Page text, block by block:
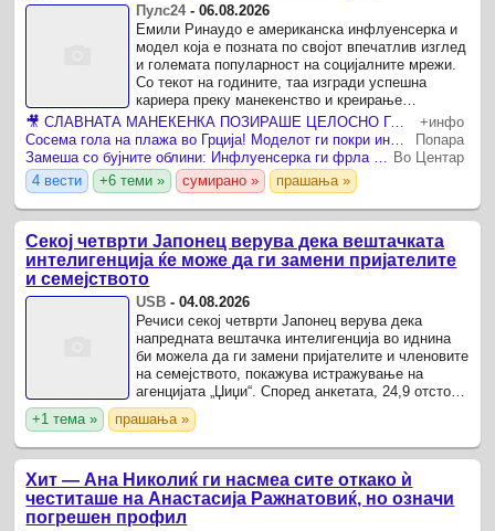
Пулс24-06.08.2026
Емили Ринаудо е американска инфлуенсерка и
модел која е позната по својот впечатлив изглед
и големата популарност на социјалните мрежи.
Со текот на годините, таа изгради успешна
кариера преку манекенство и креирање
содржини за интернет, стекнувајќи бројни
следбеници низ целиот ...
🎥 СЛАВНАТА МАНЕКЕНКА ПОЗИРАШЕ ЦЕЛОСНО ГОЛА НА ОДМОР ВО ГРЦИЈА Емили Ратајковски повторно ги помести границите со провокативните фотографии
+инфо
Попара
Во Центар
4 вести
+6 теми » сумирано » прашања »
Секој четврти Јапонец верува дека вештачката
интелигенција ќе може да ги замени пријателите
и семејството
USB -04.08.2026
Речиси секој четврти Јапонец верува дека
напредната вештачка интелигенција во иднина
би можела да ги замени пријателите и членовите
на семејството, покажува истражување на
агенцијата „Џиџи“. Според анкетата, 24,9 отсто
од испитаниците сметаат дека тоа е можно,
додека 65,1 отсто ...
+1 тема » прашања »
Хит — Ана Николиќ ги насмеа сите откако ѝ
честиташе на Анастасија Ражнатовиќ, но означи
погрешен профил